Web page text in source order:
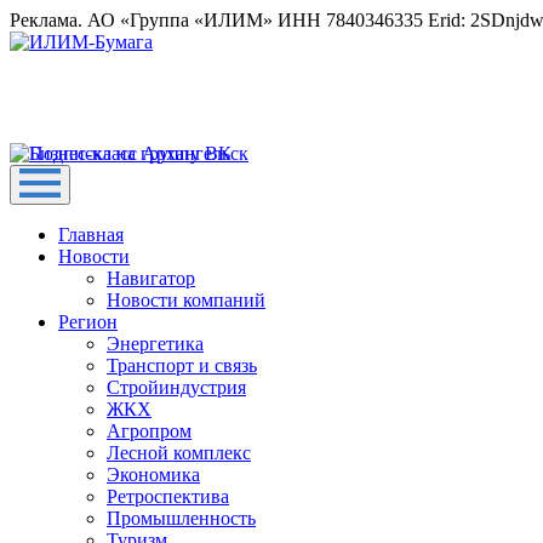
Реклама. АО «Группа «ИЛИМ» ИНН 7840346335 Erid:
Главная
Новости
Навигатор
Новости компаний
Регион
Энергетика
Транспорт и связь
Стройиндустрия
ЖКХ
Агропром
Лесной комплекс
Экономика
Ретроспектива
Промышленность